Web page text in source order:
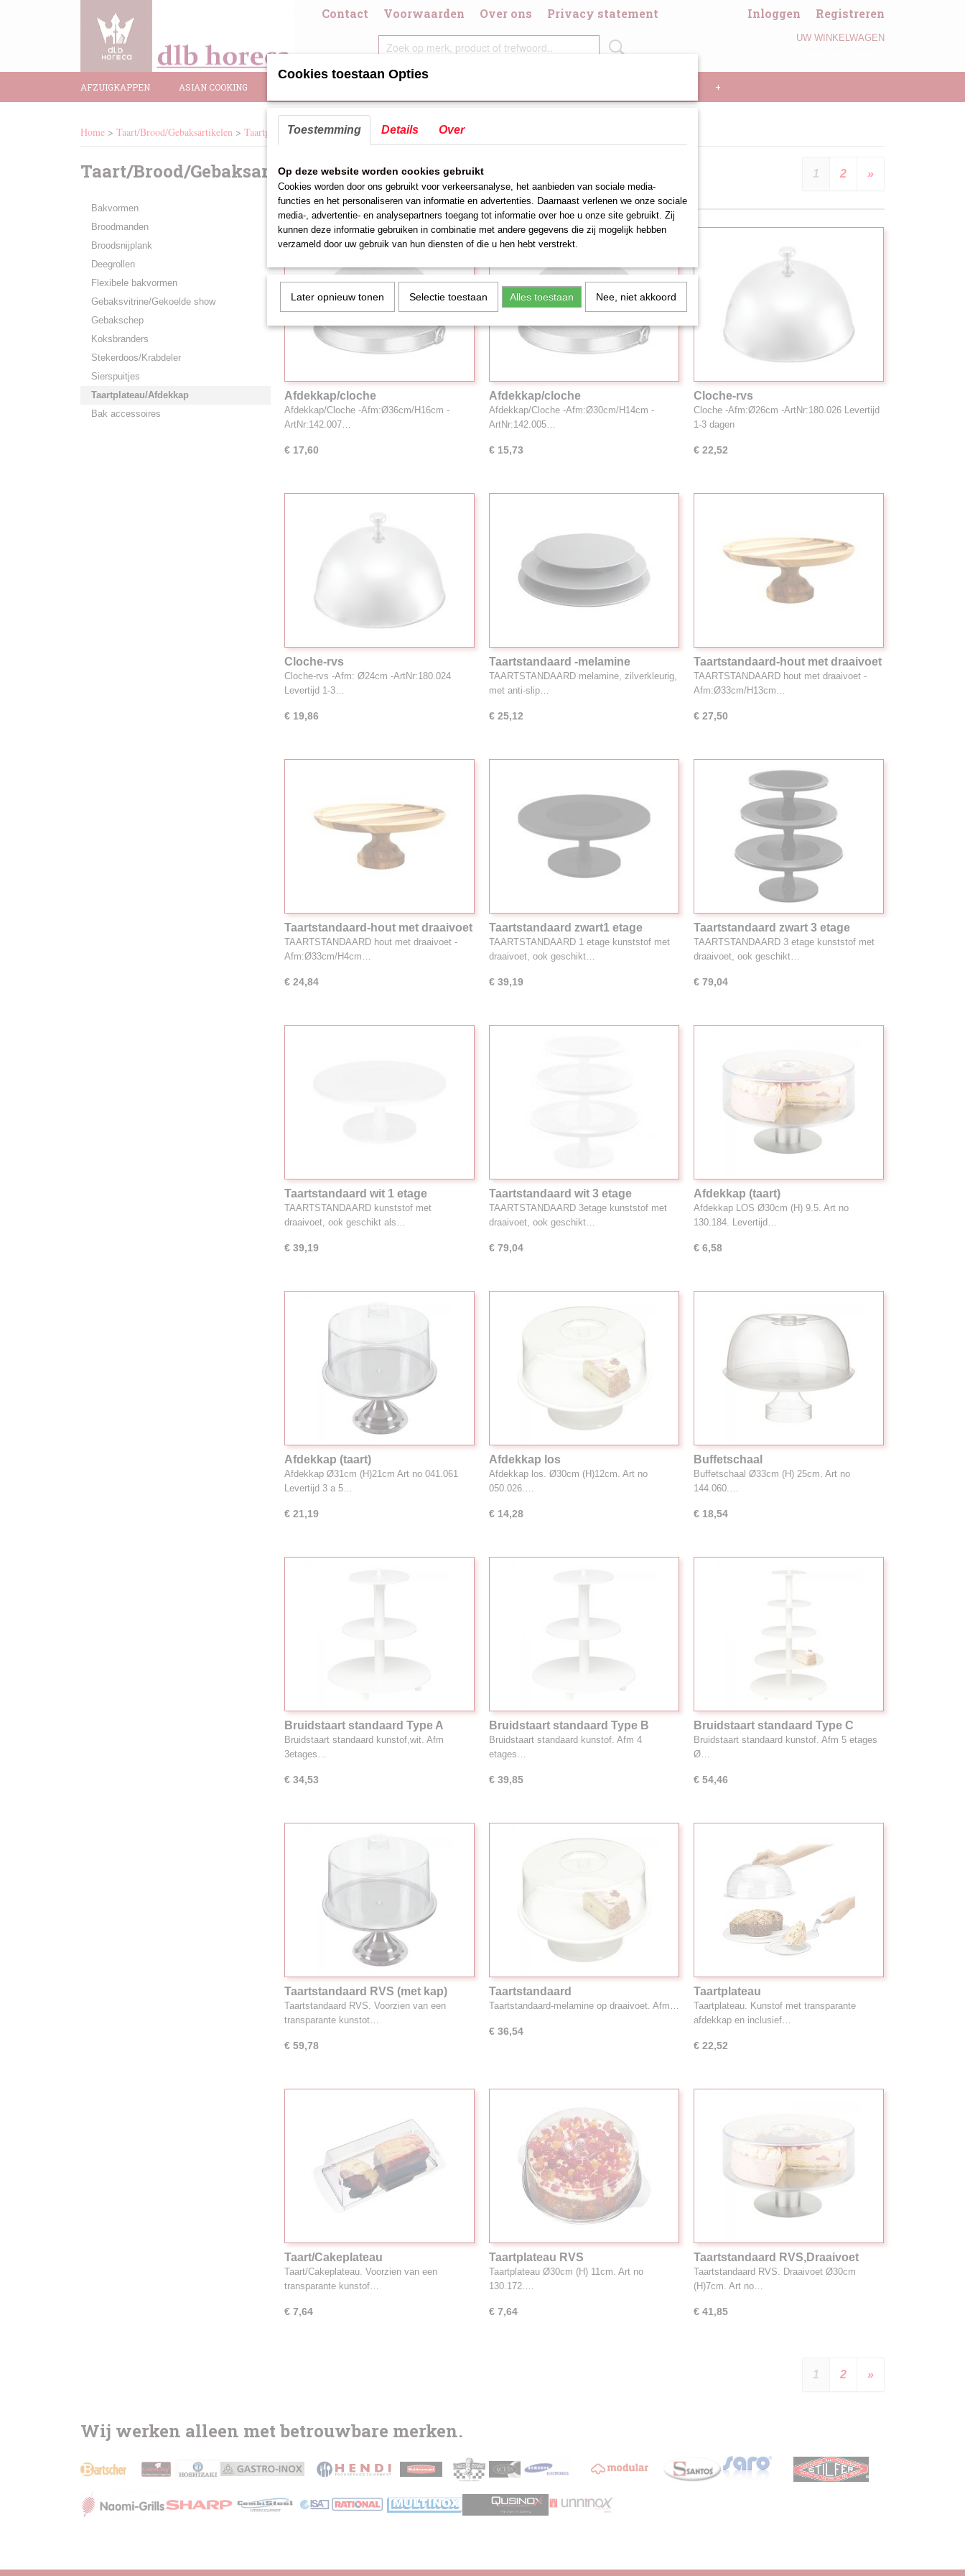
Contact Voorwaarden Over ons Privacy statement Inloggen Registreren
UW WINKELWAGEN
AFZUIGKAPPEN ASIAN COOKING +
Home > Taart/Brood/Gebaksartikelen > Taartplateau/Afdekkap
Taart/Brood/Gebaksartikelen
Bakvormen
Broodmanden
Broodsnijplank
Deegrollen
Flexibele bakvormen
Gebaksvitrine/Gekoelde show
Gebakschep
Koksbranders
Stekerdoos/Krabdeler
Sierspuitjes
Taartplateau/Afdekkap
Bak accessoires
Sorteer op: 1 2 »
Afdekkap/cloche
Afdekkap/Cloche -Afm:Ø36cm/H16cm -
ArtNr:142.007…
€ 17,60
Afdekkap/cloche
Afdekkap/Cloche -Afm:Ø30cm/H14cm -
ArtNr:142.005…
€ 15,73
Cloche-rvs
Cloche -Afm:Ø26cm -ArtNr:180.026 Levertijd
1-3 dagen
€ 22,52
Cloche-rvs
Cloche-rvs -Afm: Ø24cm -ArtNr:180.024
Levertijd 1-3…
€ 19,86
Taartstandaard -melamine
TAARTSTANDAARD melamine, zilverkleurig,
met anti-slip…
€ 25,12
Taartstandaard-hout met draaivoet
(H)13cm
TAARTSTANDAARD hout met draaivoet -
Afm:Ø33cm/H13cm…
€ 27,50
Taartstandaard-hout met draaivoet
(H)4cm
TAARTSTANDAARD hout met draaivoet -
Afm:Ø33cm/H4cm…
€ 24,84
Taartstandaard zwart1 etage
TAARTSTANDAARD 1 etage kunststof met
draaivoet, ook geschikt…
€ 39,19
Taartstandaard zwart 3 etage
TAARTSTANDAARD 3 etage kunststof met
draaivoet, ook geschikt…
€ 79,04
Taartstandaard wit 1 etage
TAARTSTANDAARD kunststof met
draaivoet, ook geschikt als…
€ 39,19
Taartstandaard wit 3 etage
TAARTSTANDAARD 3etage kunststof met
draaivoet, ook geschikt…
€ 79,04
Afdekkap (taart)
Afdekkap LOS Ø30cm (H) 9.5. Art no
130.184. Levertijd…
€ 6,58
Afdekkap (taart)
Afdekkap Ø31cm (H)21cm Art no 041.061
Levertijd 3 a 5…
€ 21,19
Afdekkap los
Afdekkap los. Ø30cm (H)12cm. Art no
050.026.…
€ 14,28
Buffetschaal
Buffetschaal Ø33cm (H) 25cm. Art no
144.060.…
€ 18,54
Bruidstaart standaard Type A
Bruidstaart standaard kunstof,wit. Afm
3etages…
€ 34,53
Bruidstaart standaard Type B
Bruidstaart standaard kunstof. Afm 4
etages…
€ 39,85
Bruidstaart standaard Type C
Bruidstaart standaard kunstof. Afm 5 etages
Ø…
€ 54,46
Taartstandaard RVS (met kap)
Taartstandaard RVS. Voorzien van een
transparante kunstot…
€ 59,78
Taartstandaard
Taartstandaard-melamine op draaivoet. Afm…
€ 36,54
Taartplateau
Taartplateau. Kunstof met transparante
afdekkap en inclusief…
€ 22,52
Taart/Cakeplateau
Taart/Cakeplateau. Voorzien van een
transparante kunstof…
€ 7,64
Taartplateau RVS
Taartplateau Ø30cm (H) 11cm. Art no
130.172.…
€ 7,64
Taartstandaard RVS,Draaivoet
Taartstandaard RVS. Draaivoet Ø30cm
(H)7cm. Art no…
€ 41,85
1 2 »
Wij werken alleen met betrouwbare merken.
Cookies toestaan Opties
Toestemming Details Over
Op deze website worden cookies gebruikt
Cookies worden door ons gebruikt voor verkeersanalyse, het aanbieden van sociale media-
functies en het personaliseren van informatie en advertenties. Daarnaast verlenen we onze sociale
media-, advertentie- en analysepartners toegang tot informatie over hoe u onze site gebruikt. Zij
kunnen deze informatie gebruiken in combinatie met andere gegevens die zij mogelijk hebben
verzameld door uw gebruik van hun diensten of die u hen hebt verstrekt.
Later opnieuw tonen Selectie toestaan Alles toestaan Nee, niet akkoord